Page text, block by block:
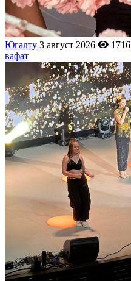
Югалту 3 август 2026 1716
вафат